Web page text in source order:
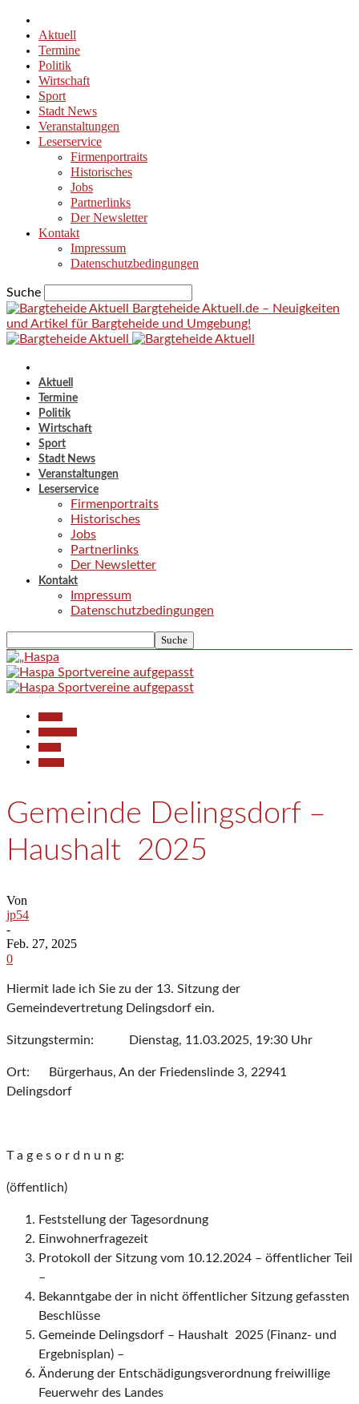
Aktuell
Termine
Politik
Wirtschaft
Sport
Stadt News
Veranstaltungen
Leserservice
Firmenportraits
Historisches
Jobs
Partnerlinks
Der Newsletter
Kontakt
Impressum
Datenschutzbedingungen
Suche
Bargteheide Aktuell.de – Neuigkeiten
und Artikel für Bargteheide und Umgebung!
Aktuell
Termine
Politik
Wirtschaft
Sport
Stadt News
Veranstaltungen
Leserservice
Firmenportraits
Historisches
Jobs
Partnerlinks
Der Newsletter
Kontakt
Impressum
Datenschutzbedingungen
Gemeinde Delingsdorf –
Haushalt 2025
Von
jp54
-
Feb. 27, 2025
0
Hiermit lade ich Sie zu der 13. Sitzung der
Gemeindevertretung Delingsdorf ein.
Sitzungstermin: Dienstag, 11.03.2025, 19:30 Uhr
Ort: Bürgerhaus, An der Friedenslinde 3, 22941
Delingsdorf
T a g e s o r d n u n g:
(öffentlich)
Feststellung der Tagesordnung
Einwohnerfragezeit
Protokoll der Sitzung vom 10.12.2024 – öffentlicher Teil
–
Bekanntgabe der in nicht öffentlicher Sitzung gefassten
Beschlüsse
Gemeinde Delingsdorf – Haushalt 2025 (Finanz- und
Ergebnisplan) –
Änderung der Entschädigungsverordnung freiwillige
Feuerwehr des Landes